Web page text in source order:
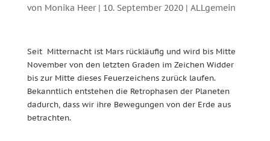
von Monika Heer| 10. September 2020| ALLgemein
Seit Mitternacht ist Mars rückläufig und wird bis Mitte
November von den letzten Graden im Zeichen Widder
bis zur Mitte dieses Feuerzeichens zurück laufen.
Bekanntlich entstehen die Retrophasen der Planeten
dadurch, dass wir ihre Bewegungen von der Erde aus
betrachten.